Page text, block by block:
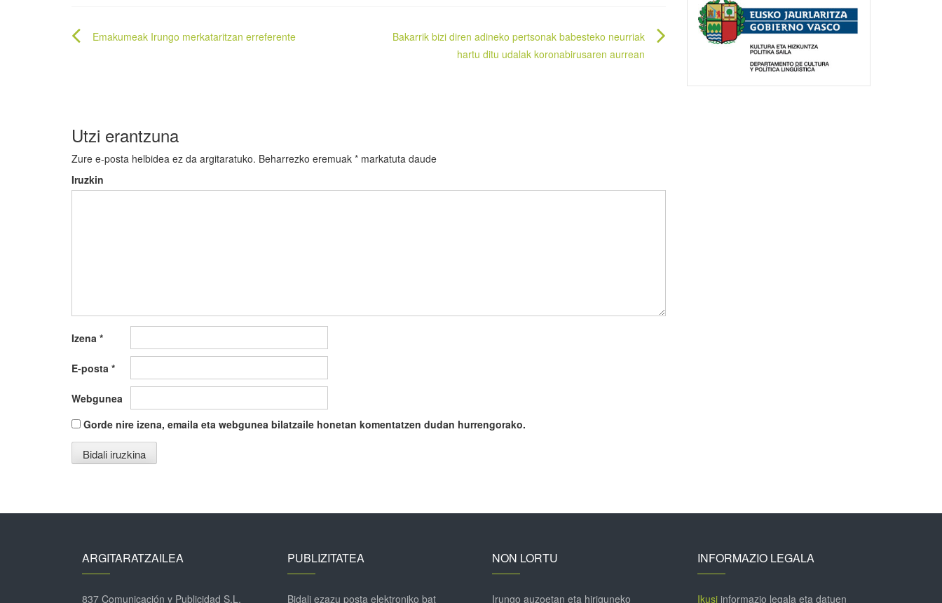
Bidalketetan
Emakumeak Irungo merkataritzan erreferente
Bakarrik bizi diren adineko pertsonak babesteko neurriak
hartu ditu udalak koronabirusaren aurrean
Utzi erantzuna
Zure e-posta helbidea ez da argitaratuko. Beharrezko eremuak * markatuta daude
Iruzkin
Izena *
E-posta *
Webgunea
Gorde nire izena, emaila eta webgunea bilatzaile honetan komentatzen dudan hurrengorako.
ARGITARATZAILEA
837 Comunicación y Publicidad S.L.
PUBLIZITATEA
Bidali ezazu posta elektroniko bat
NON LORTU
Irungo auzoetan eta hiriguneko
INFORMAZIO LEGALA
Ikusiinformazio legala eta datuen